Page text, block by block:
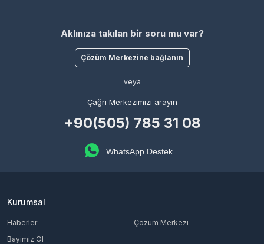
Aklınıza takılan bir soru mu var?
Çözüm Merkezine bağlanın
veya
Çağrı Merkezimizi arayın
+90(505) 785 31 08
WhatsApp Destek
Kurumsal
Haberler
Çözüm Merkezi
Bayimiz Ol